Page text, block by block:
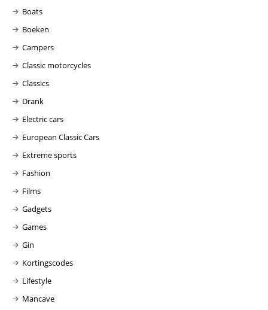
Boats
Boeken
Campers
Classic motorcycles
Classics
Drank
Electric cars
European Classic Cars
Extreme sports
Fashion
Films
Gadgets
Games
Gin
Kortingscodes
Lifestyle
Mancave